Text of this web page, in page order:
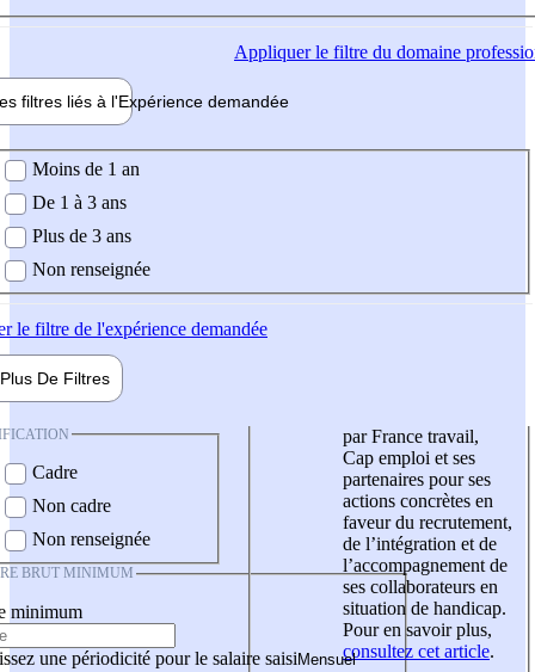
Appliquerle filtre du domaine
filtres liés à l'Expérience demandée
demandée
Moins de 1 an
De 1 à 3 ans
Plus de 3 ans
Non renseignée
le filtre de l'expérience demandée
Plus De Filtres
Cadre
Non cadre
Non renseignée
BRUT MINIMUM
minimum
une périodicité pour le salaire saisi
par France travail,
Cap emploi et ses
partenaires pour ses
actions concrètes en
faveur du recrutement,
de l’intégration et de
l’accompagnement de
ses collaborateurs en
situation de handicap.
Pour en savoir plus,
consultez cet article.